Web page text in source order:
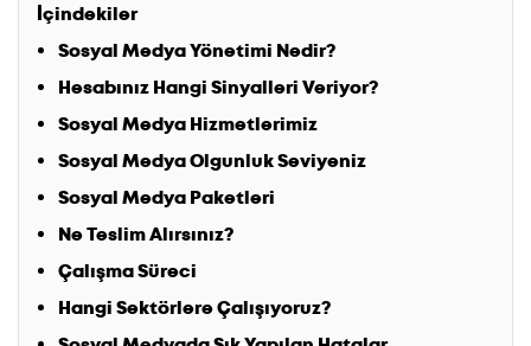
İçindekiler
Sosyal Medya Yönetimi Nedir?
Hesabınız Hangi Sinyalleri Veriyor?
Sosyal Medya Hizmetlerimiz
Sosyal Medya Olgunluk Seviyeniz
Sosyal Medya Paketleri
Ne Teslim Alırsınız?
Çalışma Süreci
Hangi Sektörlere Çalışıyoruz?